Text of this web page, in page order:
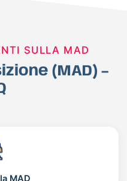
SULLA MAD
(MAD) –
MAD